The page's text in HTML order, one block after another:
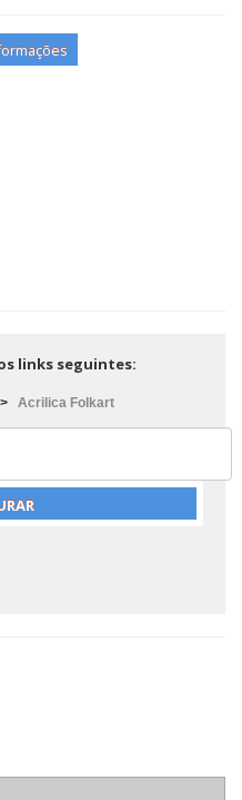
links seguintes:
Acrilica Folkart